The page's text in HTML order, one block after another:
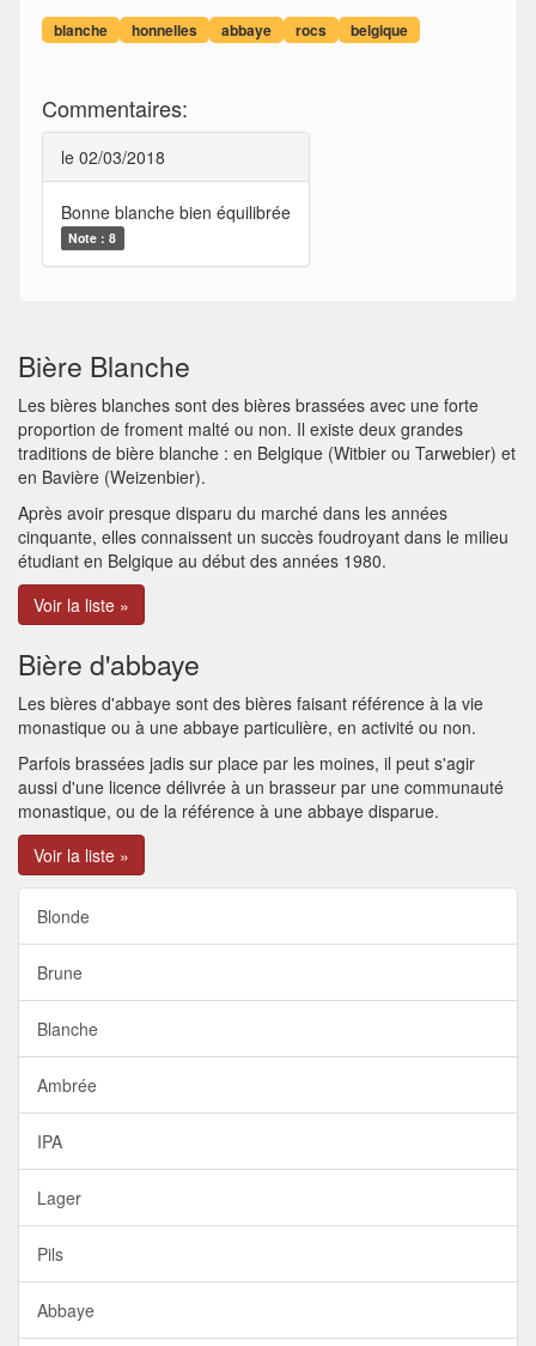
blanche honnelles abbaye rocs belgique
Commentaires:
le 02/03/2018
Bonne blanche bien équilibrée
Note : 8
Bière Blanche
Les bières blanches sont des bières brassées avec une forte
proportion de froment malté ou non. Il existe deux grandes
traditions de bière blanche : en Belgique (Witbier ou Tarwebier) et
en Bavière (Weizenbier).
Après avoir presque disparu du marché dans les années
cinquante, elles connaissent un succès foudroyant dans le milieu
étudiant en Belgique au début des années 1980.
Voir la liste »
Bière d'abbaye
Les bières d'abbaye sont des bières faisant référence à la vie
monastique ou à une abbaye particulière, en activité ou non.
Parfois brassées jadis sur place par les moines, il peut s'agir
aussi d'une licence délivrée à un brasseur par une communauté
monastique, ou de la référence à une abbaye disparue.
Voir la liste »
Blonde
Brune
Blanche
Ambrée
IPA
Lager
Pils
Abbaye